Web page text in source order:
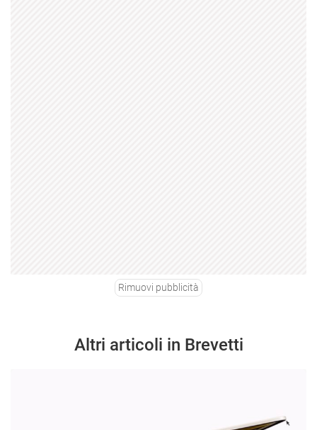
Rimuovi pubblicità
Altri articoli in Brevetti